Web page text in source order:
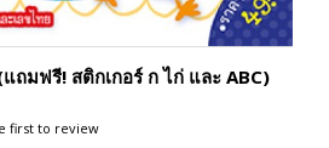
ถมฟรี! สติกเกอร์ ก ไก่ และ ABC)
first to review